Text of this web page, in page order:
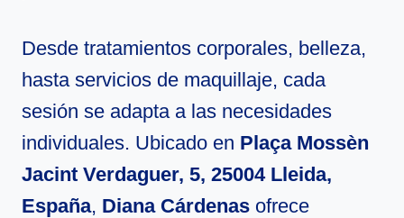
Desde tratamientos corporales, belleza,
hasta servicios de maquillaje, cada
sesión se adapta a las necesidades
individuales. Ubicado en Plaça Mossèn
Jacint Verdaguer, 5, 25004 Lleida,
España, Diana Cárdenas ofrece